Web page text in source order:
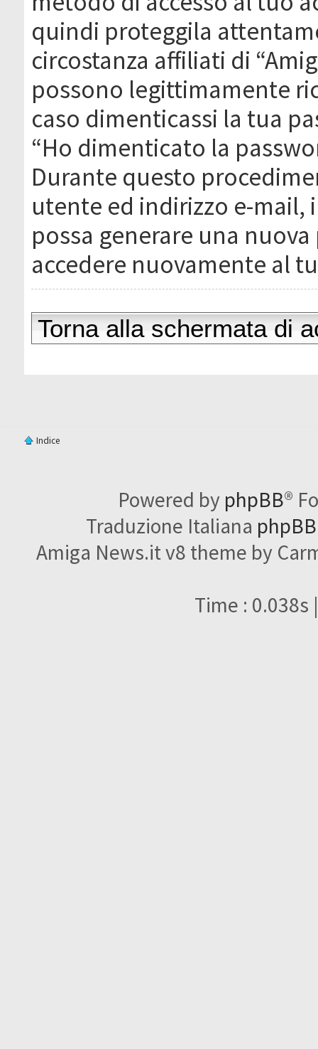
quindi proteggila
circostanza affiliati di
possono legittimamente
caso dimenticassi la tua
“Ho dimenticato la
Durante questo
utente ed indirizzo e-mail,
possa generare una
accedere nuovamente al
Torna alla schermata di
Indice
Powered by phpBB®
Traduzione Italiana
Amiga News.it v8 theme by
Time : 0.038s